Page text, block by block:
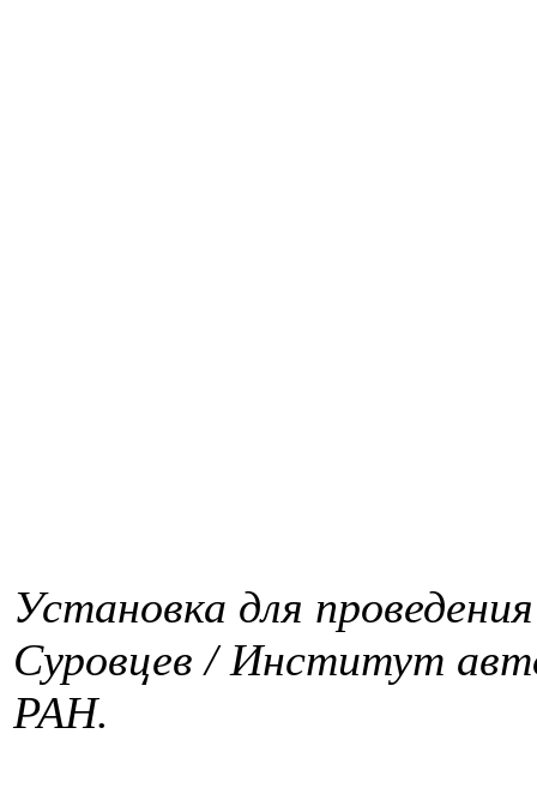
Установка для
Суровцев / Институт
РАН.